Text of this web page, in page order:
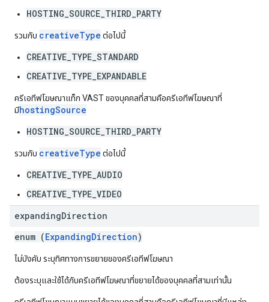
HOSTING_SOURCE_THIRD_PARTY
รวมกับ creativeType ต่อไปนี้
CREATIVE_TYPE_STANDARD
CREATIVE_TYPE_EXPANDABLE
ครีเอทีฟโฆษณาแท็ก VAST ของบุคคลที่สามคือครีเอทีฟโฆษณาที่
มีhostingSource
HOSTING_SOURCE_THIRD_PARTY
รวมกับ creativeType ต่อไปนี้
CREATIVE_TYPE_AUDIO
CREATIVE_TYPE_VIDEO
expandingDirection
enum (ExpandingDirection)
ไม่บังคับ ระบุทิศทางการขยายของครีเอทีฟโฆษณา
ต้องระบุและใช้ได้กับครีเอทีฟโฆษณาที่ขยายได้ของบุคคลที่สามเท่านั้น